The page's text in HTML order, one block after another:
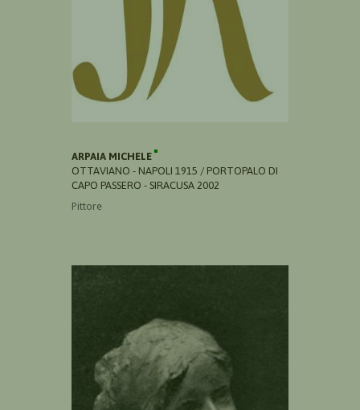
ARPAIA MICHELE
OTTAVIANO - NAPOLI 1915 / PORTOPALO DI
CAPO PASSERO - SIRACUSA 2002
Pittore